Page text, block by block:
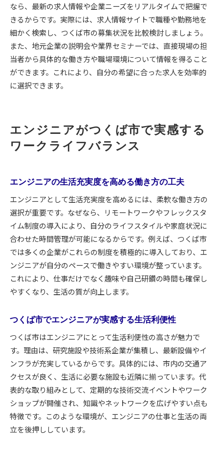
なら、最新の求人情報や企業ニーズをリアルタイムで把握で
きるからです。実際には、求人情報サイトで職種や勤務地を
細かく検索し、つくば市の募集状況を比較検討しましょう。
また、地元企業の説明会や業界セミナーでは、直接現場の担
当者から具体的な働き方や職場環境について情報を得ること
ができます。これにより、自分の希望に合った求人を効率的
に選択できます。
エンジニアがつくば市で実感する
ワークライフバランス
エンジニアの生活充実度を高める働き方の工夫
エンジニアとして生活充実度を高めるには、柔軟な働き方の
選択が重要です。なぜなら、リモートワークやフレックスタ
イム制度の導入により、自分のライフスタイルや家庭状況に
合わせた時間管理が可能になるからです。例えば、つくば市
では多くの企業がこれらの制度を積極的に導入しており、エ
ンジニアが自分のペースで働きやすい環境が整っています。
これにより、仕事だけでなく趣味や自己研鑽の時間も確保し
やすくなり、生活の質が向上します。
つくば市でエンジニアが実感する生活利便性
つくば市はエンジニアにとって生活利便性の高さが魅力で
す。理由は、研究施設や技術系企業が集積し、最新設備やイ
ンフラが充実しているからです。具体的には、市内の交通ア
クセスが良く、生活に必要な施設も近隣に揃っています。代
表的な取り組みとして、定期的な技術交流イベントやワーク
ショップが開催され、知識やネットワークを広げやすい点も
特徴です。このような環境が、エンジニアの仕事と生活の両
立を後押ししています。